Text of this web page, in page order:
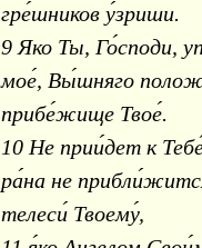
гре́шников у́зриши.
9 Яко Ты, Го́споди,
мое́, Вы́шняго
прибе́жище Твое́.
10 Не прии́дет к
ра́на не
телеси́ Твоему́,